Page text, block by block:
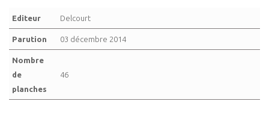
Editeur Delcourt
Parution 03 décembre 2014
Nombre
de
planches
46